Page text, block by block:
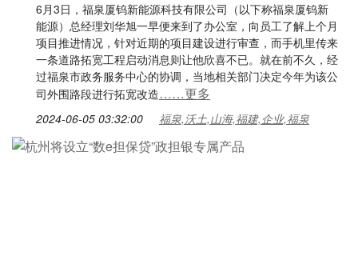
6月3日，福泉厦钨新能源科技有限公司（以下称福泉厦钨新
能源）总经理刘华旭一早便来到了办公室，向员工了解上个月
项目推进情况，针对近期的项目建设进行审查，而手机里传来
一条道路拓宽工程启动消息则让他欣喜不已。就在前不久，经
过福泉市政务服务中心的协调，当地相关部门决定今年为该公
司外围路段进行拓宽改造……更多
2024-06-05 03:32:00 福泉,沃土,山海,福建,企业,福泉